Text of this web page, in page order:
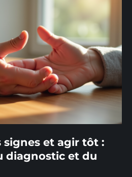
signes et agir tôt :
diagnostic et du